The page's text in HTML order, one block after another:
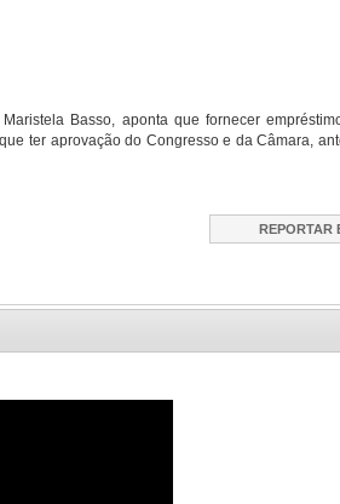
Basso, aponta que fornecer
ter aprovação do Congresso e da Câmara,